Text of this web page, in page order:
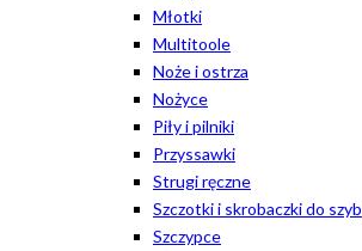
Młotki
Multitoole
Noże i ostrza
Nożyce
Piły i pilniki
Przyssawki
Strugi ręczne
Szczotki i skrobaczki do szyb
Szczypce